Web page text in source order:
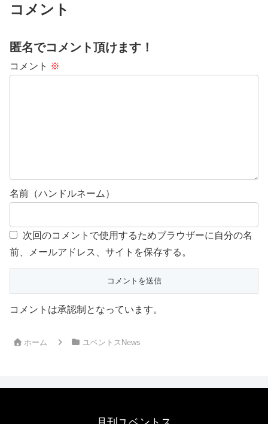
コメント
匿名でコメント頂けます！
コメント ※
名前（ハンドルネーム）
次回のコメントで使用するためブラウザーに自分の名
前、メールアドレス、サイトを保存する。
コメントは承認制となっています。
ホーム ユベントスNews